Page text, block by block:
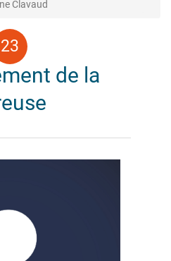
Clavaud
de la